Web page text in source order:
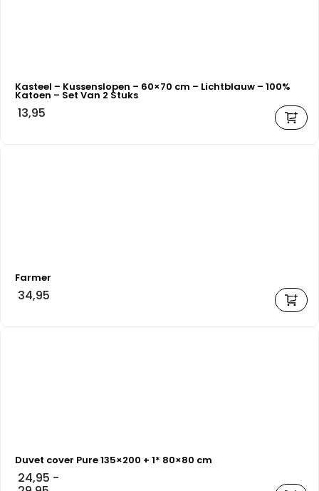
Kasteel – Kussenslopen – 60×70 cm – Lichtblauw – 100%
Katoen – Set Van 2 Stuks
13,95
Farmer
34,95
Duvet cover Pure 135×200 + 1* 80×80 cm
24,95 -